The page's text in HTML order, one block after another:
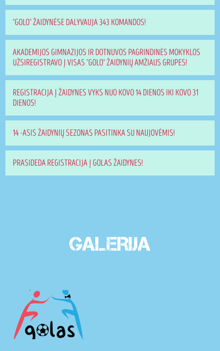
"GOLO" ŽAIDYNĖSE DALYVAUJA 343 KOMANDOS!
AKADEMIJOS GIMNAZIJOS IR DOTNUVOS PAGRINDINĖS MOKYKLOS
UŽSIREGISTRAVO Į VISAS "GOLO" ŽAIDYNIŲ AMŽIAUS GRUPES!
REGISTRACIJA Į ŽAIDYNES VYKS NUO KOVO 14 DIENOS IKI KOVO 31
DIENOS!
14 -ASIS ŽAIDYNIŲ SEZONAS PASITINKA SU NAUJOVĖMIS!
PRASIDEDA REGISTRACIJA Į GOLAS ŽAIDYNES!
GALERIJA